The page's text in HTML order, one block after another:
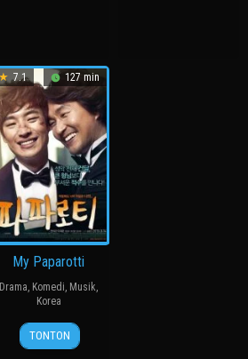
7.1 127 min
My Paparotti
Drama, Komedi, Musik,
Korea
14
Mar
윤
종
TONTON